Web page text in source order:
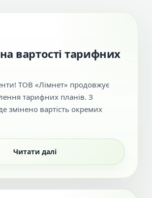
вартості тарифних
ТОВ «Лімнет» продовжує
тарифних планів. З
змінено вартість окремих
Читати далі